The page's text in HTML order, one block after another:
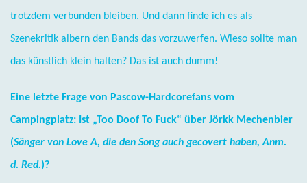
trotzdem verbunden bleiben. Und dann finde ich es als
Szenekritik albern den Bands das vorzuwerfen. Wieso sollte man
das künstlich klein halten? Das ist auch dumm!
Eine letzte Frage von Pascow-Hardcorefans vom
Campingplatz: Ist „Too Doof To Fuck“ über Jörkk Mechenbier
(Sänger von Love A, die den Song auch gecovert haben, Anm.
d. Red.)?